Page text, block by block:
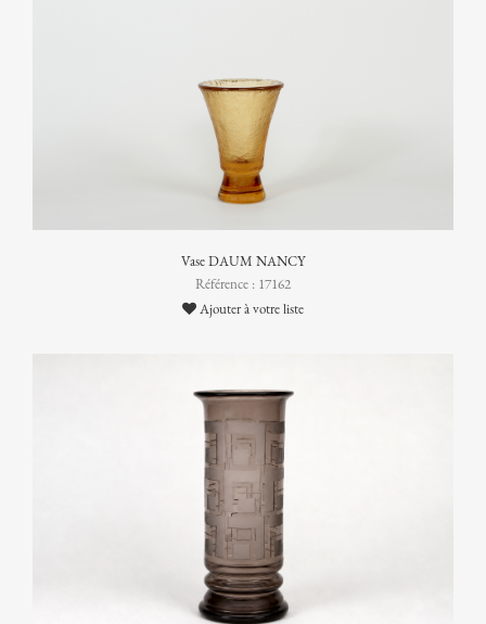
Vase DAUM NANCY
Référence : 17162
Ajouter à votre liste